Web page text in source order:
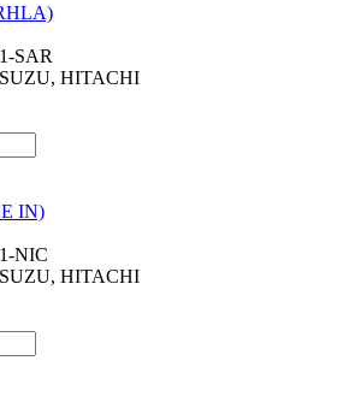
SAR
HITACHI
IN)
NIC
HITACHI